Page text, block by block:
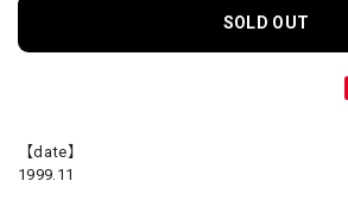
SOLD OUT
【date】
1999.11